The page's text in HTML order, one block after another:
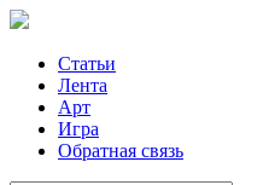
Статьи
Лента
Арт
Игра
Обратная связь